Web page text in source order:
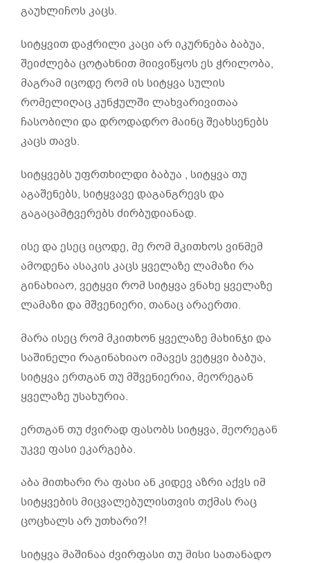
გაუხლიჩოს კაცს.
სიტყვით დაჭრილი კაცი არ იკურნება ბაბუა,
შეიძლება ცოტახნით მიივიწყოს ეს ჭრილობა,
მაგრამ იცოდე რომ ის სიტყვა სულის
რომელიღაც კუნჭულში ლახვარივითაა
ჩასობილი და დროდადრო მაინც შეახსენებს
კაცს თავს.
სიტყვებს უფრთხილდი ბაბუა , სიტყვა თუ
აგაშენებს, სიტყვავე დაგანგრევს და
გაგაცამტვერებს ძირბუდიანად.
ისე და ესეც იცოდე, მე რომ მკითხოს ვინმემ
ამოდენა ასაკის კაცს ყველაზე ლამაზი რა
გინახიაო, ვეტყვი რომ სიტყვა ვნახე ყველაზე
ლამაზი და მშვენიერი, თანაც არაერთი.
მარა ისეც რომ მკითხონ ყველაზე მახინჯი და
საშინელი რაგინახიაო იმავეს ვეტყვი ბაბუა,
სიტყვა ერთგან თუ მშვენიერია, მეორეგან
ყველაზე უსახურია.
ერთგან თუ ძვირად ფასობს სიტყვა, მეორეგან
უკვე ფასი ეკარგება.
აბა მითხარი რა ფასი ან კიდევ აზრი აქვს იმ
სიტყვების მიცვალებულისთვის თქმას რაც
ცოცხალს არ უთხარი?!
სიტყვა მაშინაა ძვირფასი თუ მისი სათანადო